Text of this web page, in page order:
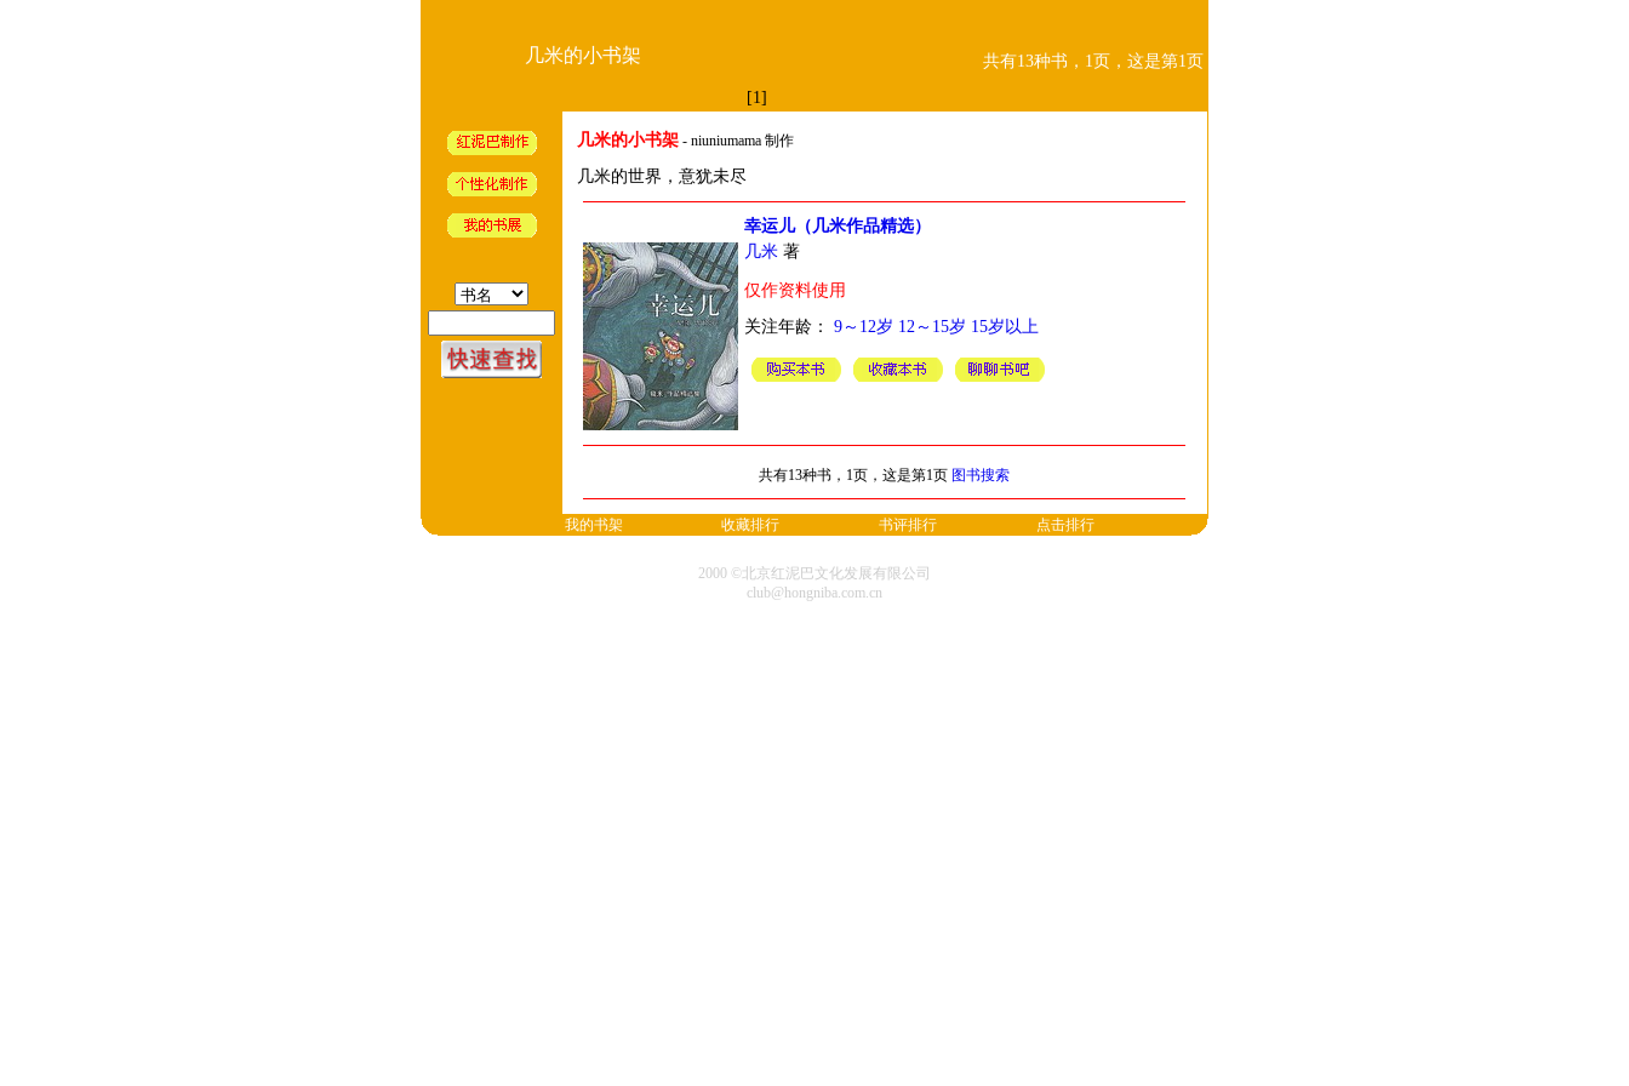
几米的小书架
共有13种书，1页，这是第1页
[1]
几米的小书架 - niuniumama 制作
几米的世界，意犹未尽
幸运儿（几米作品精选）
几米 著
仅作资料使用
关注年龄： 9～12岁 12～15岁 15岁以上
共有13种书，1页，这是第1页 图书搜索
我的书架 收藏排行 书评排行 点击排行
2000 ©北京红泥巴文化发展有限公司
club@hongniba.com.cn